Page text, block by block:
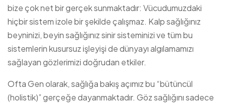
bize çok net bir gerçek sunmaktadır: Vücudumuzdaki
hiçbir sistem izole bir şekilde çalışmaz. Kalp sağlığınız
beyninizi, beyin sağlığınız sinir sisteminizi ve tüm bu
sistemlerin kusursuz işleyişi de dünyayı algılamamızı
sağlayan gözlerimizi doğrudan etkiler.
Ofta Gen olarak, sağlığa bakış açımız bu “bütüncül
(holistik)” gerçeğe dayanmaktadır. Göz sağlığını sadece